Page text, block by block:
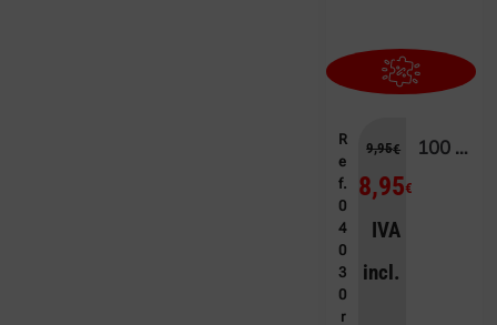
R
e
f.
0
4
0
3
0
r
9,95€
8,95€
IVA
incl.
100 STITCH